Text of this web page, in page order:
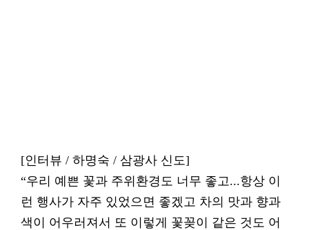
[인터뷰 / 하명숙 / 삼광사 신도]
“우리 예쁜 꽃과 주위환경도 너무 좋고...항상 이
런 행사가 자주 있었으면 좋겠고 차의 맛과 향과
색이 어우러져서 또 이렇게 꽃꽂이 같은 것도 어